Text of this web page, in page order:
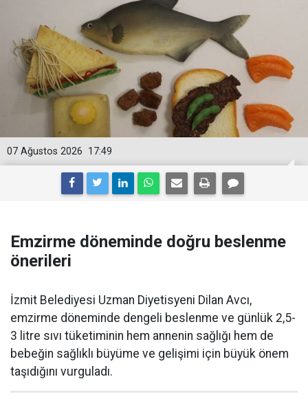
17:49
07 Ağustos 2026
Emzirme döneminde doğru beslenme
önerileri
İzmit Belediyesi Uzman Diyetisyeni Dilan Avcı,
emzirme döneminde dengeli beslenme ve günlük 2,5-
3 litre sıvı tüketiminin hem annenin sağlığı hem de
bebeğin sağlıklı büyüme ve gelişimi için büyük önem
taşıdığını vurguladı.